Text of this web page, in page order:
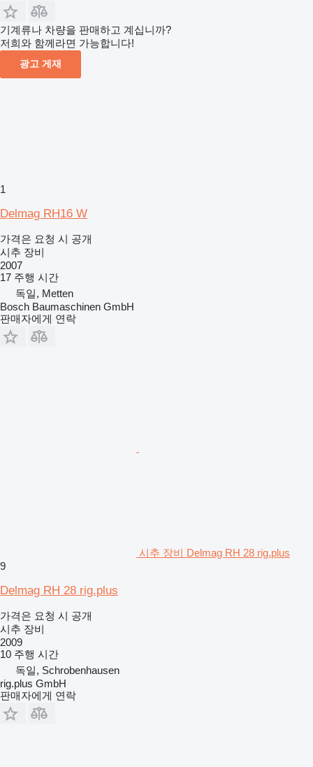
기계류나 차량을 판매하고 계십니까?
저희와 함께라면 가능합니다!
광고 게재
1
Delmag RH16 W
가격은 요청 시 공개
시추 장비
2007
17 주행 시간
독일, Metten
Bosch Baumaschinen GmbH
판매자에게 연락
시추 장비 Delmag RH 28 rig.plus
9
Delmag RH 28 rig.plus
가격은 요청 시 공개
시추 장비
2009
10 주행 시간
독일, Schrobenhausen
rig.plus GmbH
판매자에게 연락